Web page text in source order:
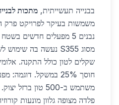
בבנייה תעשייתית, מתכות
משמשות בעיקר לפרויקט פרק
שקלים לטון כולל התקנה.
חוסך 25% במשקל.
משתמש ב-500 טון